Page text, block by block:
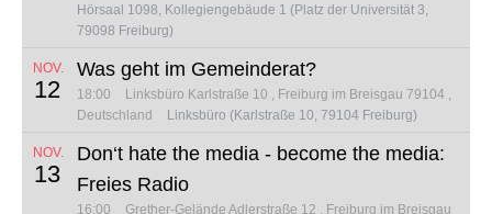
Hörsaal 1098, Kollegiengebäude 1 (Platz der Universität 3,
79098 Freiburg)
NOV.
12
Was geht im Gemeinderat?
18:00 Linksbüro Karlstraße 10
Freiburg im Breisgau 79104
Deutschland
Linksbüro (Karlstraße 10, 79104 Freiburg)
NOV.
13
Don‘t hate the media - become the media:
Freies Radio
16:00 Grether-Gelände Adlerstraße 12
Freiburg im Breisgau